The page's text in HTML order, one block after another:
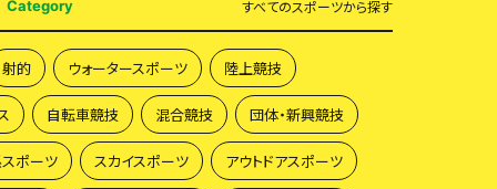
Category すべてのスポーツから探す
射的 ウォータースポーツ 陸上競技
自転車競技 混合競技 団体・新興競技
ポーツ スカイスポーツ アウトドアスポーツ